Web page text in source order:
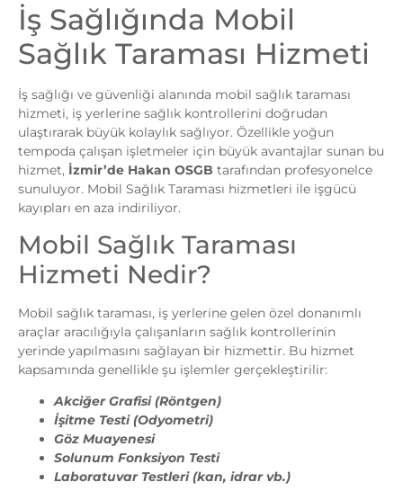
İş Sağlığında Mobil
Sağlık Taraması Hizmeti
İş sağlığı ve güvenliği alanında mobil sağlık taraması
hizmeti, iş yerlerine sağlık kontrollerini doğrudan
ulaştırarak büyük kolaylık sağlıyor. Özellikle yoğun
tempoda çalışan işletmeler için büyük avantajlar sunan bu
hizmet, İzmir’de Hakan OSGB tarafından profesyonelce
sunuluyor. Mobil Sağlık Taraması hizmetleri ile işgücü
kayıpları en aza indiriliyor.
Mobil Sağlık Taraması
Hizmeti Nedir?
Mobil sağlık taraması, iş yerlerine gelen özel donanımlı
araçlar aracılığıyla çalışanların sağlık kontrollerinin
yerinde yapılmasını sağlayan bir hizmettir. Bu hizmet
kapsamında genellikle şu işlemler gerçekleştirilir:
Akciğer Grafisi (Röntgen)
İşitme Testi (Odyometri)
Göz Muayenesi
Solunum Fonksiyon Testi
Laboratuvar Testleri (kan, idrar vb.)